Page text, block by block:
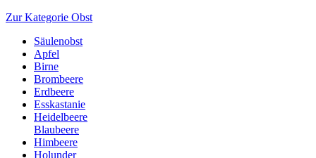
Zur Kategorie Obst
Säulenobst
Apfel
Birne
Brombeere
Erdbeere
Esskastanie
Heidelbeere
Blaubeere
Himbeere
Holunder